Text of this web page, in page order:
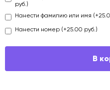
руб.)
Нанести фамилию или имя
Нанести номер (+25.00 руб.)
В